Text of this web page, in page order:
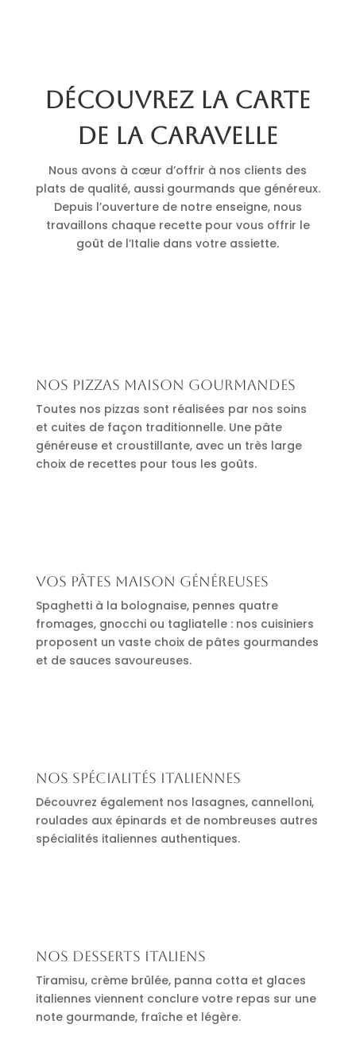
Découvrez la carte
de La Caravelle
Nous avons à cœur d’offrir à nos clients des
plats de qualité, aussi gourmands que généreux.
Depuis l’ouverture de notre enseigne, nous
travaillons chaque recette pour vous offrir le
goût de l’Italie dans votre assiette.
Nos pizzas maison gourmandes
Toutes nos pizzas sont réalisées par nos soins
et cuites de façon traditionnelle. Une pâte
généreuse et croustillante, avec un très large
choix de recettes pour tous les goûts.
Vos pâtes maison généreuses
Spaghetti à la bolognaise, pennes quatre
fromages, gnocchi ou tagliatelle : nos cuisiniers
proposent un vaste choix de pâtes gourmandes
et de sauces savoureuses.
Nos spécialités italiennes
Découvrez également nos lasagnes, cannelloni,
roulades aux épinards et de nombreuses autres
spécialités italiennes authentiques.
Nos desserts italiens
Tiramisu, crème brûlée, panna cotta et glaces
italiennes viennent conclure votre repas sur une
note gourmande, fraîche et légère.